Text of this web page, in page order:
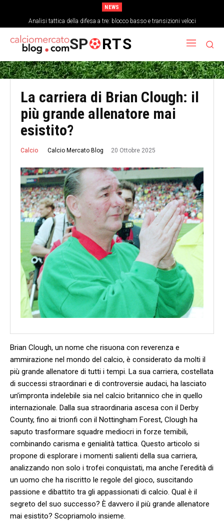
NEWS
Analisi tattica della difesa a tre: blocco basso e transizioni veloci
Come la stanchezza mentale influisce sulla precisione dei passaggi a fine
partita
SP RTS
La carriera di Brian Clough: il
più grande allenatore mai
esistito?
Calcio Calcio Mercato Blog 20 Ottobre 2025
Brian Clough, un ‍nome che ⁤risuona con reverenza e
ammirazione nel mondo del calcio, è considerato da molti il
più grande ⁣allenatore di tutti i tempi. La ‌sua carriera, costellata‍
di successi straordinari e‌ di controversie audaci, ha ‌lasciato⁢
un’impronta indelebile⁢ sia nel ⁢calcio britannico che⁣ in ⁤quello⁤
internazionale. Dalla sua straordinaria ascesa con il Derby
County,⁤ fino ai ⁤trionfi con il ​Nottingham Forest, Clough ha
saputo trasformare squadre mediocri in forze temibili,
combinando carisma e genialità tattica. Questo articolo si
propone di esplorare i momenti salienti della sua carriera,
⁢analizzando⁤ non solo i​ trofei conquistati, ma anche l’eredità di
‌un uomo che ha ⁤riscritto‌ le regole ⁣del gioco, suscitando
passione e ​dibattito tra gli appassionati di calcio.⁢ Qual è‌ il
segreto del ⁣suo successo? È davvero ⁣il più grande ⁤allenatore
mai⁤ esistito? ​Scopriamolo insieme.